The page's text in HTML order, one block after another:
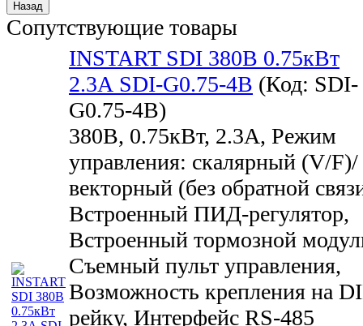
Сопутствующие товары
INSTART SDI 380В 0.75кВт
2.3А SDI-G0.75-4B (Код: SDI-
G0.75-4B)
380В, 0.75кВт, 2.3А, Режим
управления: скалярный (V/F)/
векторный (без обратной
Встроенный ПИД-регулятор,
Встроенный тормозной
Съемный пульт управления,
Возможность крепления на
рейку, Интерфейс RS-485